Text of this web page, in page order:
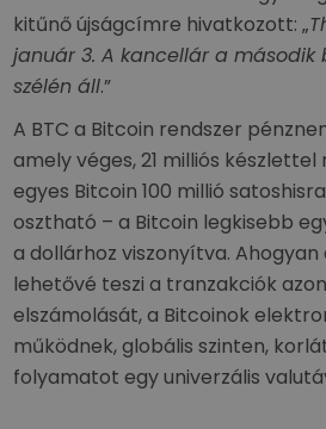
kitűnő újságcímre hivatkozott: „
január 3. A kancellár a
szélén áll.”
A BTC a Bitcoin rendszer
amely véges, 21 milliós készlettel
egyes Bitcoin 100 millió
osztható – a Bitcoin legkisebb
a dollárhoz viszonyítva. Ahogyan
lehetővé teszi a tranzakciók
elszámolását, a Bitcoinok
működnek, globális szinten,
folyamatot egy univerzális